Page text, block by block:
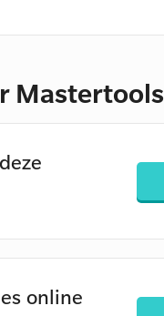
Mastertools
online